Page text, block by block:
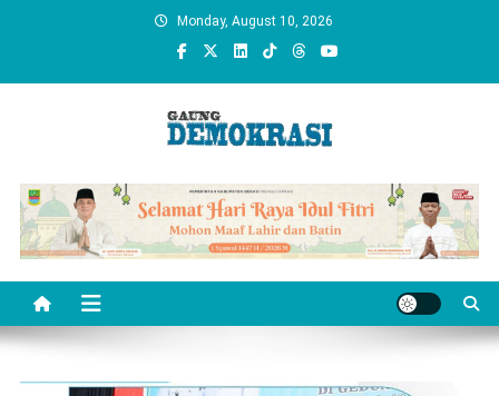
Monday, August 10, 2026
gaungdemokrasi.com